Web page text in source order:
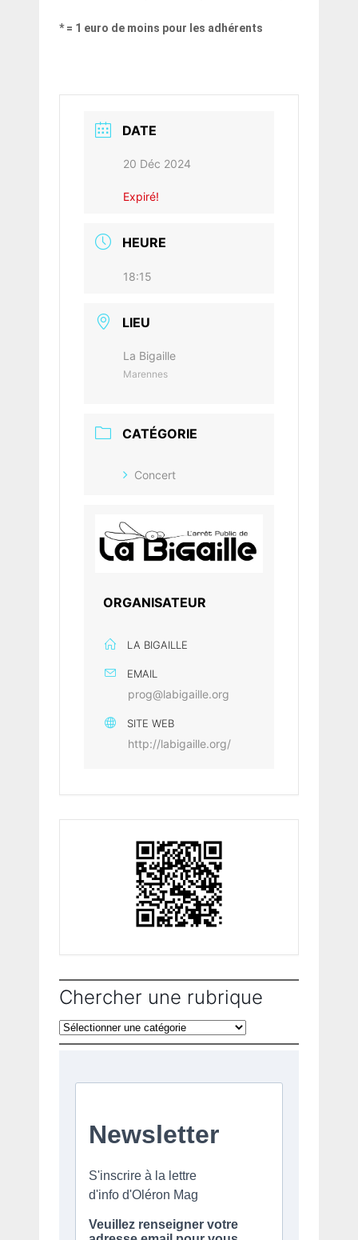
* = 1 euro de moins pour les adhérents
DATE
20 Déc 2024
Expiré!
HEURE
18:15
LIEU
La Bigaille
Marennes
CATÉGORIE
Concert
ORGANISATEUR
LA BIGAILLE
EMAIL
prog@labigaille.org
SITE WEB
http://labigaille.org/
Chercher une rubrique
Chercher
une